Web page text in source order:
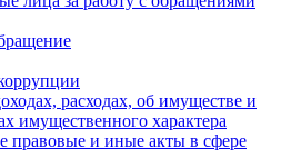
расходах, об имуществе и
имущественного характера
правовые и иные акты в сфере